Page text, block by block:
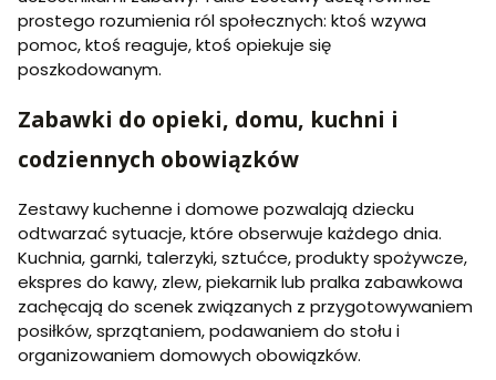
prostego rozumienia ról społecznych: ktoś wzywa
pomoc, ktoś reaguje, ktoś opiekuje się
poszkodowanym.
Zabawki do opieki, domu, kuchni i
codziennych obowiązków
Zestawy kuchenne i domowe pozwalają dziecku
odtwarzać sytuacje, które obserwuje każdego dnia.
Kuchnia, garnki, talerzyki, sztućce, produkty spożywcze,
ekspres do kawy, zlew, piekarnik lub pralka zabawkowa
zachęcają do scenek związanych z przygotowywaniem
posiłków, sprzątaniem, podawaniem do stołu i
organizowaniem domowych obowiązków.